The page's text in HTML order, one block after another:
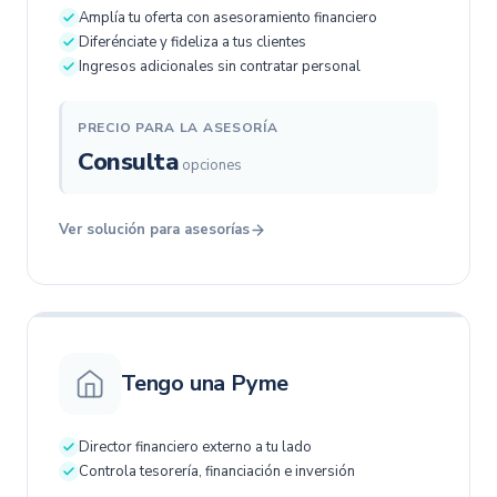
Amplía tu oferta con asesoramiento financiero
Diferénciate y fideliza a tus clientes
Ingresos adicionales sin contratar personal
PRECIO PARA LA ASESORÍA
Consulta opciones
Ver solución para asesorías
Tengo una Pyme
Director financiero externo a tu lado
Controla tesorería, financiación e inversión